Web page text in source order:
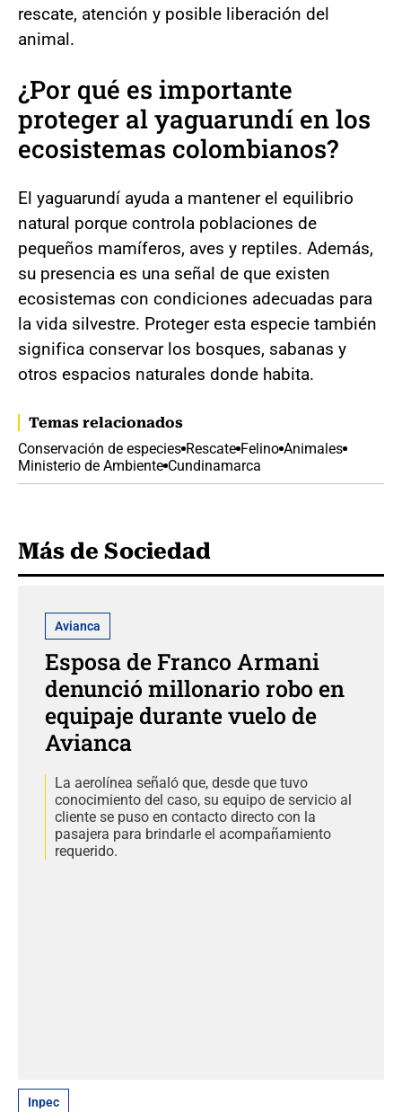
rescate, atención y posible liberación del
animal.
¿Por qué es importante
proteger al yaguarundí en los
ecosistemas colombianos?
El yaguarundí ayuda a mantener el equilibrio
natural porque controla poblaciones de
pequeños mamíferos, aves y reptiles. Además,
su presencia es una señal de que existen
ecosistemas con condiciones adecuadas para
la vida silvestre. Proteger esta especie también
significa conservar los bosques, sabanas y
otros espacios naturales donde habita.
Temas relacionados
Conservación de especies Rescate Felino Animales
Ministerio de Ambiente Cundinamarca
Más de Sociedad
Avianca
Esposa de Franco Armani
denunció millonario robo en
equipaje durante vuelo de
Avianca
La aerolínea señaló que, desde que tuvo
conocimiento del caso, su equipo de servicio al
cliente se puso en contacto directo con la
pasajera para brindarle el acompañamiento
requerido.
Inpec